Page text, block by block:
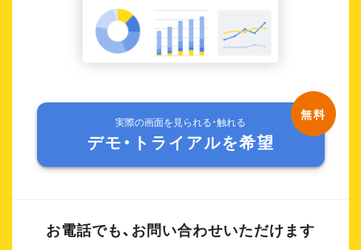
実際の画面を見られる・触れる
デモ・トライアルを希望
お電話でも、お問い合わせいただけます